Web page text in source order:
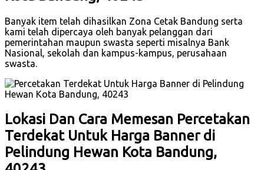
Banyak item telah dihasilkan Zona Cetak Bandung serta
kami telah dipercaya oleh banyak pelanggan dari
pemerintahan maupun swasta seperti misalnya Bank
Nasional, sekolah dan kampus-kampus, perusahaan
swasta.
Lokasi Dan Cara Memesan Percetakan
Terdekat Untuk Harga Banner di
Pelindung Hewan Kota Bandung,